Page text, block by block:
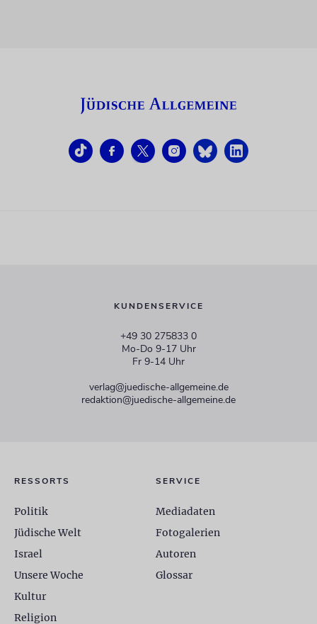
KUNDENSERVICE
+49 30 275833 0
Mo-Do 9-17 Uhr
Fr 9-14 Uhr
verlag@juedische-allgemeine.de
redaktion@juedische-allgemeine.de
RESSORTS
Politik
Jüdische Welt
Israel
Unsere Woche
Kultur
Religion
SERVICE
Mediadaten
Fotogalerien
Autoren
Glossar